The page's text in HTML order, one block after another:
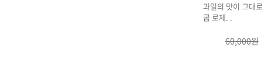
콤 로제. .
60,000원